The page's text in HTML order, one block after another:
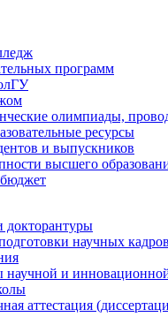
программ
олимпиады,
ресурсы
и выпускников
высшего
докторантуры
научных кадров
научной и
аттестация